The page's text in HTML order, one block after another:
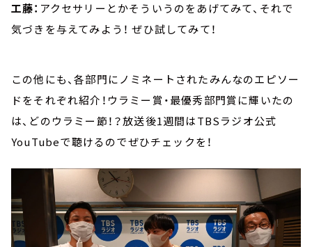
工藤： アクセサリーとかそういうのをあげてみて、それで
気づきを与えてみよう！ ぜひ試してみて！
この他にも、各部門にノミネートされたみんなのエピソー
ドをそれぞれ紹介！ウラミー賞・最優秀部門賞に輝いたの
は、どのウラミー節！？放送後1週間はTBSラジオ公式
YouTubeで聴けるのでぜひチェックを！